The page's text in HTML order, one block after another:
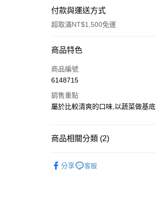
付款與運送方式
超取滿NT$1,500免運
付款方式
信用卡一次付款
Apple Pay
Google Pay
商品特色
商品編號
6148715
銷售重點
屬於比較清爽的口味,以蔬菜做基底
商品相關分類 (2)
分享 客服